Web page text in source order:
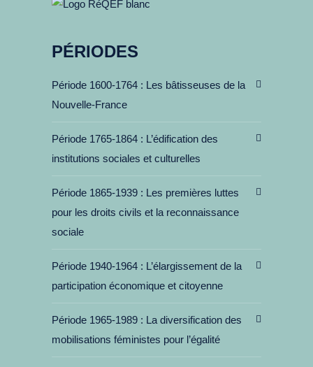
PÉRIODES
Période 1600-1764
Les bâtisseuses de la
Nouvelle-France
Période 1765-1864
L’édification des
institutions sociales et culturelles
Période 1865-1939
Les premières luttes
pour les droits civils et la reconnaissance
sociale
Période 1940-1964
L’élargissement de la
participation économique et citoyenne
Période 1965-1989
La diversification des
mobilisations féministes pour l’égalité